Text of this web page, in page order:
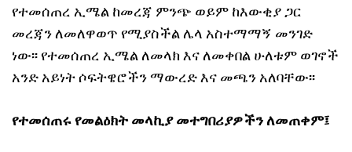
የተመሰጠረ ኢሜል ከመረጃ ምንጭ ወይም ከእውቂያ ጋር
መረጃን ለመለዋወጥ የሚያስችል ሌላ አስተማማኝ መንገድ
ነው፡፡ የተመሰጠረ ኢሜል ለመላክ እና ለመቀበል ሁለቱም ወገኖች
አንድ አይነት ሶፍትዌሮችን ማውረድ እና መጫን አለባቸው፡፡
የተመሰጠሩ የመልዕክት መላኪያ መተግበሪያዎችን ለመጠቀም፤